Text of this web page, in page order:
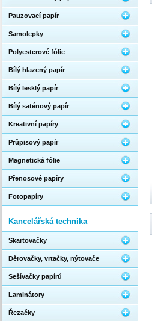
Pauzovací papír
Samolepky
Polyesterové fólie
Bílý hlazený papír
Bílý lesklý papír
Bílý saténový papír
Kreativní papíry
Průpisový papír
Magnetická fólie
Přenosové papíry
Fotopapíry
Kancelářská technika
Skartovačky
Děrovačky, vrtačky, nýtovače
Sešívačky papírů
Laminátory
Řezačky